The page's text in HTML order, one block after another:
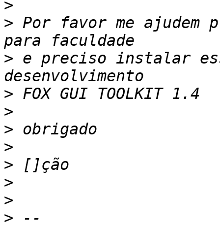
>
> Por favor me ajudem
> e preciso instalar
>
>
>
>
>
>
>
>